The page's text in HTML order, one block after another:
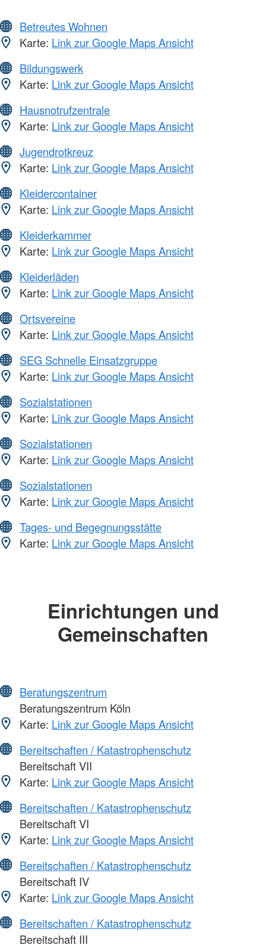
Betreutes Wohnen
Karte: Link zur Google Maps Ansicht
Bildungswerk
Karte: Link zur Google Maps Ansicht
Hausnotrufzentrale
Karte: Link zur Google Maps Ansicht
Jugendrotkreuz
Karte: Link zur Google Maps Ansicht
Kleidercontainer
Karte: Link zur Google Maps Ansicht
Kleiderkammer
Karte: Link zur Google Maps Ansicht
Kleiderläden
Karte: Link zur Google Maps Ansicht
Ortsvereine
Karte: Link zur Google Maps Ansicht
SEG Schnelle Einsatzgruppe
Karte: Link zur Google Maps Ansicht
Sozialstationen
Karte: Link zur Google Maps Ansicht
Sozialstationen
Karte: Link zur Google Maps Ansicht
Sozialstationen
Karte: Link zur Google Maps Ansicht
Tages- und Begegnungsstätte
Karte: Link zur Google Maps Ansicht
Einrichtungen und
Gemeinschaften
Beratungszentrum
Beratungszentrum Köln
Karte: Link zur Google Maps Ansicht
Bereitschaften / Katastrophenschutz
Bereitschaft VII
Karte: Link zur Google Maps Ansicht
Bereitschaften / Katastrophenschutz
Bereitschaft VI
Karte: Link zur Google Maps Ansicht
Bereitschaften / Katastrophenschutz
Bereitschaft IV
Karte: Link zur Google Maps Ansicht
Bereitschaften / Katastrophenschutz
Bereitschaft III